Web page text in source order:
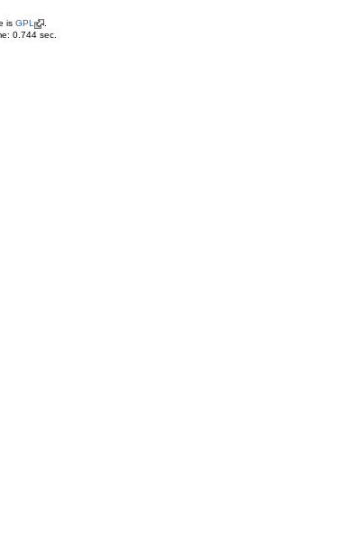
is GPL
.
0.744 sec.